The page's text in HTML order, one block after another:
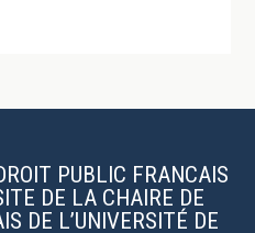
PUBLIC FRANCAIS
DE LA CHAIRE DE
DE L’UNIVERSITÉ DE